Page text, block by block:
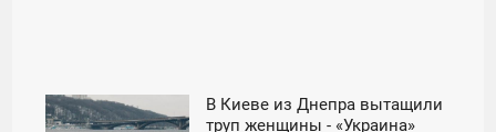
В Киеве из Днепра вытащили
труп женщины - «Украина»